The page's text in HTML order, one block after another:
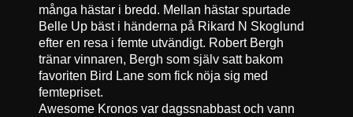
många hästar i bredd. Mellan hästar spurtade
Belle Up bäst i händerna på Rikard N Skoglund
efter en resa i femte utvändigt. Robert Bergh
tränar vinnaren, Bergh som själv satt bakom
favoriten Bird Lane som fick nöja sig med
femtepriset.
Awesome Kronos var dagssnabbast och vann